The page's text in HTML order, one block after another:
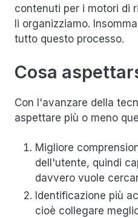
contenuti per i motori di
li organizziamo.
tutto questo processo.
Cosa
Con l'avanzare della
aspettare più o meno
Migliore
dell'utente, quindi
davvero vuole
Identificazione più
cioè collegare